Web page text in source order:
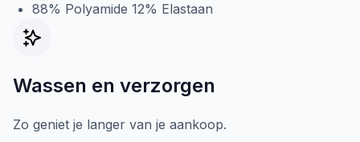
88% Polyamide 12% Elastaan
Wassen en verzorgen
Zo geniet je langer van je aankoop.